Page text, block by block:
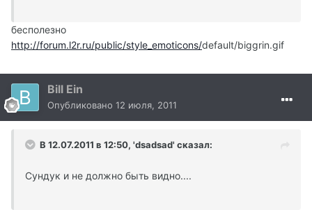
бесполезно
http://forum.l2r.ru/public/style_emoticons/default/biggrin.gif
Bill Ein
Опубликовано 12 июля, 2011
В 12.07.2011 в 12:50, 'dsadsad' сказал:
Сундук и не должно быть видно....